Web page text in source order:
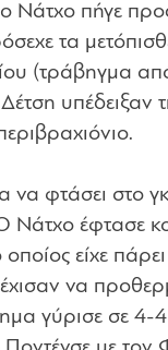
πήγε
τα
(τράβηγμα
Δέτση
να φτάσει στο
έφτασε
είχε
να
γύρισε σε